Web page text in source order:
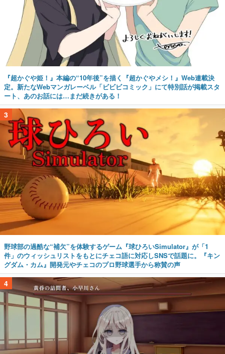
『超かぐや姫！』本編の“10年後”を描く『超かぐやメシ！』Web連載決
定。新たなWebマンガレーベル「ビビビコミック」にて特別話が掲載スタ
ート、あのお話には…まだ続きがある！
3
野球部の過酷な“補欠”を体験するゲーム『球ひろいSimulator』が「1
件」のウィッシュリストをもとにチェコ語に対応しSNSで話題に。『キン
グダム・カム』開発元やチェコのプロ野球選手から称賛の声
4